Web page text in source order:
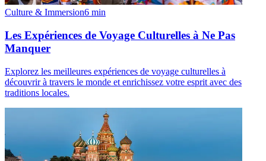
Culture & Immersion6 min
Les Expériences de Voyage Culturelles à Ne Pas
Manquer
Explorez les meilleures expériences de voyage culturelles à
découvrir à travers le monde et enrichissez votre esprit avec des
traditions locales.